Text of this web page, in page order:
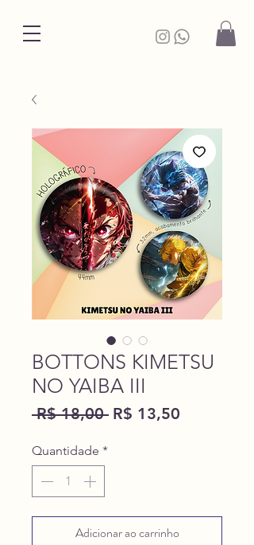
BOTTONS KIMETSU
NO YAIBA III
R$ 18,00 Preço
R$ 13,50
Quantidade *
Adicionar ao carrinho